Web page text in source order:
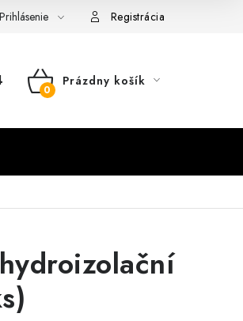
Prihlásenie Registrácia
NÁKUPNÝ
Prázdny košík